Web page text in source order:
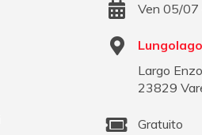
Ven 05/
Largo
23829
Gratuito